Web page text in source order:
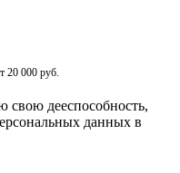
20 000 руб.
свою дееспособность,
данных в